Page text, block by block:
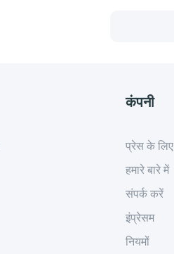
कंपनी
प्रेस के लिए
हमारे बारे में
संपर्क करें
इंप्रेसम
नियमों